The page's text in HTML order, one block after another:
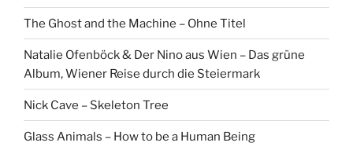
The Ghost and the Machine – Ohne Titel
Natalie Ofenböck & Der Nino aus Wien – Das grüne
Album, Wiener Reise durch die Steiermark
Nick Cave – Skeleton Tree
Glass Animals – How to be a Human Being